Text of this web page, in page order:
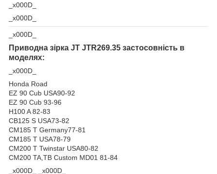
_x000D_
_x000D_
_x000D_
Приводна зірка JT JTR269.35 застосовність в
моделях:
_x000D_
Honda Road
EZ 90 Cub USA90-92
EZ 90 Cub 93-96
H100 A 82-83
CB125 S USA73-82
CM185 T Germany77-81
CM185 T USA78-79
CM200 T Twinstar USA80-82
CM200 TA,TB Custom MD01 81-84
_x000D_ _x000D_